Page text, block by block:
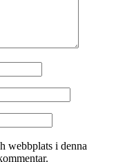
webbplats i denna